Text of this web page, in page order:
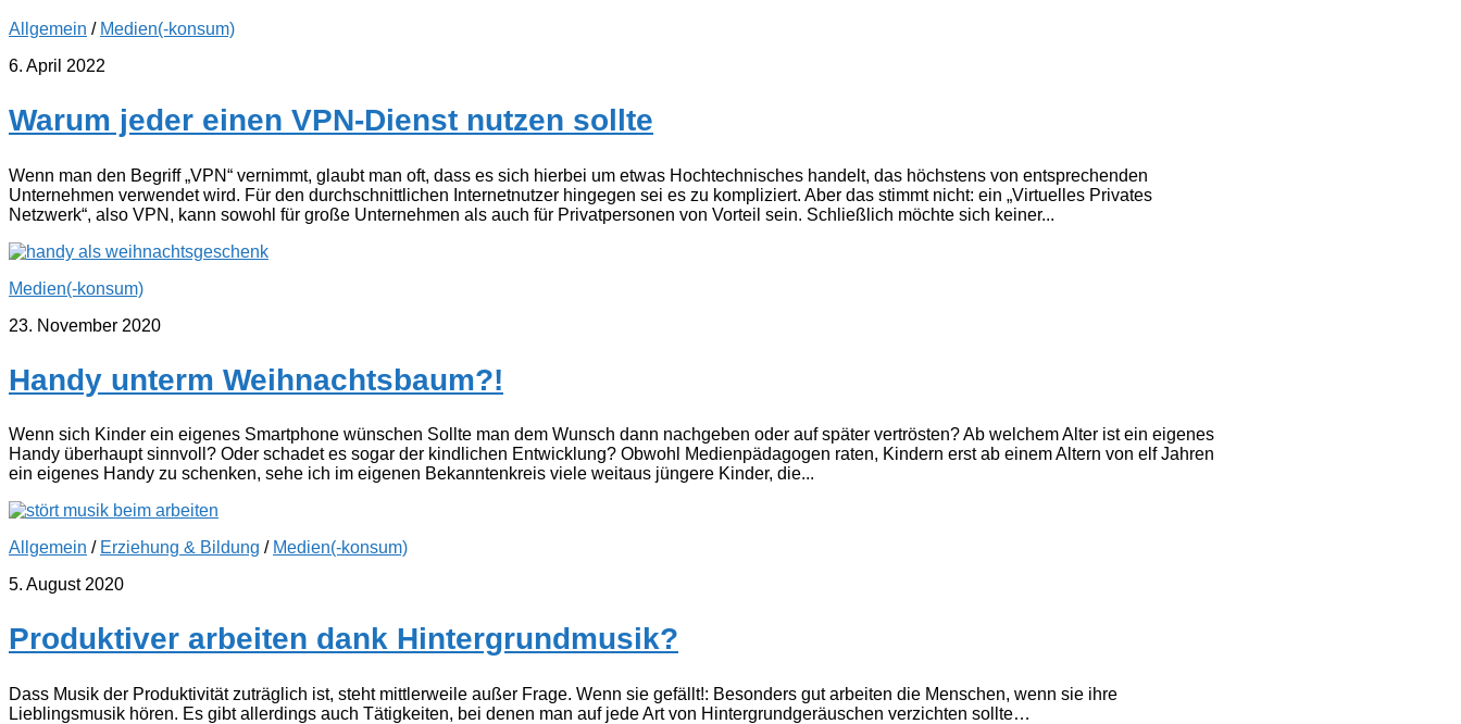
Allgemein / Medien(-konsum)
6. April 2022
Warum jeder einen VPN-Dienst nutzen sollte
Wenn man den Begriff „VPN“ vernimmt, glaubt man oft, dass es sich hierbei um etwas Hochtechnisches handelt, das höchstens von entsprechenden
Unternehmen verwendet wird. Für den durchschnittlichen Internetnutzer hingegen sei es zu kompliziert. Aber das stimmt nicht: ein „Virtuelles Privates
Netzwerk“, also VPN, kann sowohl für große Unternehmen als auch für Privatpersonen von Vorteil sein. Schließlich möchte sich keiner...
Medien(-konsum)
23. November 2020
Handy unterm Weihnachtsbaum?!
Wenn sich Kinder ein eigenes Smartphone wünschen Sollte man dem Wunsch dann nachgeben oder auf später vertrösten? Ab welchem Alter ist ein eigenes
Handy überhaupt sinnvoll? Oder schadet es sogar der kindlichen Entwicklung? Obwohl Medienpädagogen raten, Kindern erst ab einem Altern von elf Jahren
ein eigenes Handy zu schenken, sehe ich im eigenen Bekanntenkreis viele weitaus jüngere Kinder, die...
Allgemein / Erziehung & Bildung / Medien(-konsum)
5. August 2020
Produktiver arbeiten dank Hintergrundmusik?
Dass Musik der Produktivität zuträglich ist, steht mittlerweile außer Frage. Wenn sie gefällt!: Besonders gut arbeiten die Menschen, wenn sie ihre
Lieblingsmusik hören. Es gibt allerdings auch Tätigkeiten, bei denen man auf jede Art von Hintergrundgeräuschen verzichten sollte…